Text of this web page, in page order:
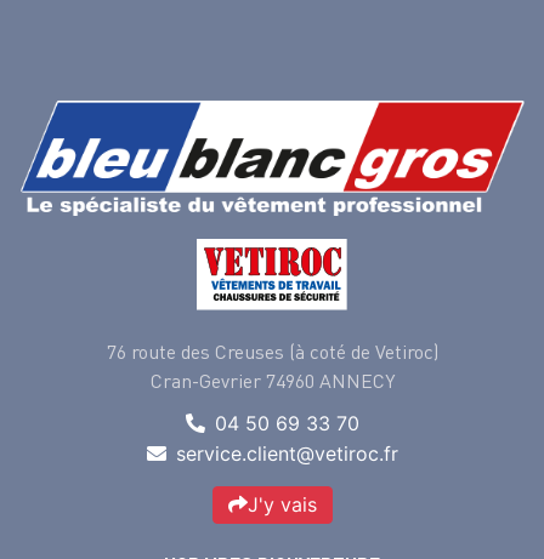
76 route des Creuses (à coté de Vetiroc)
Cran-Gevrier 74960 ANNECY
04 50 69 33 70
service.client@vetiroc.fr
J'y vais